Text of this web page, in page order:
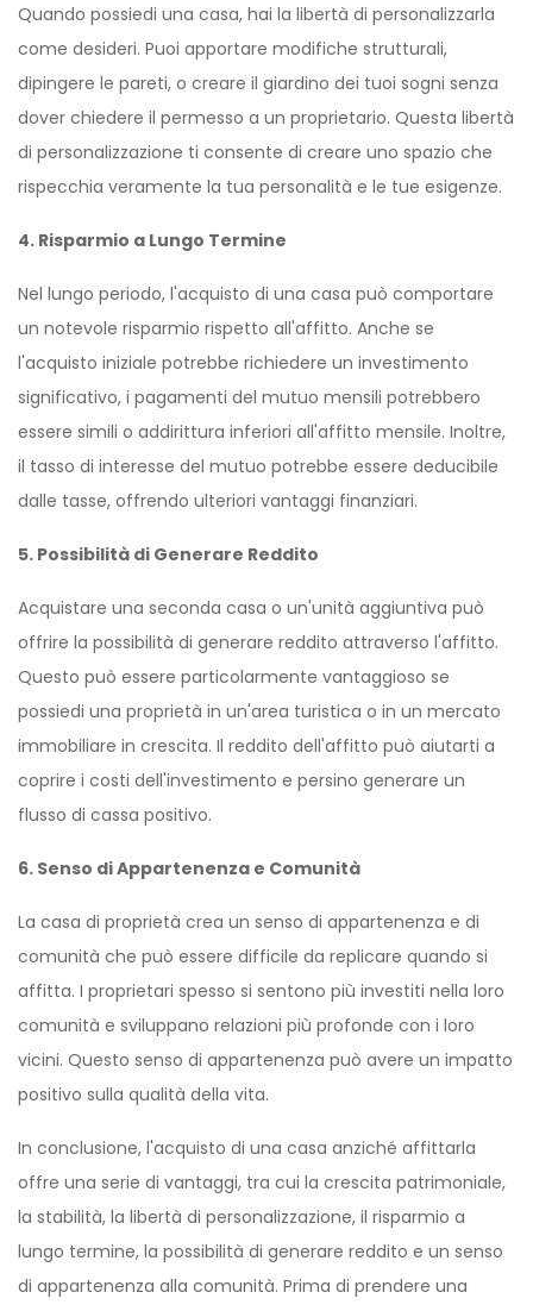
Quando possiedi una casa, hai la libertà di personalizzarla
come desideri. Puoi apportare modifiche strutturali,
dipingere le pareti, o creare il giardino dei tuoi sogni senza
dover chiedere il permesso a un proprietario. Questa libertà
di personalizzazione ti consente di creare uno spazio che
rispecchia veramente la tua personalità e le tue esigenze.
4. Risparmio a Lungo Termine
Nel lungo periodo, l'acquisto di una casa può comportare
un notevole risparmio rispetto all'affitto. Anche se
l'acquisto iniziale potrebbe richiedere un investimento
significativo, i pagamenti del mutuo mensili potrebbero
essere simili o addirittura inferiori all'affitto mensile. Inoltre,
il tasso di interesse del mutuo potrebbe essere deducibile
dalle tasse, offrendo ulteriori vantaggi finanziari.
5. Possibilità di Generare Reddito
Acquistare una seconda casa o un'unità aggiuntiva può
offrire la possibilità di generare reddito attraverso l'affitto.
Questo può essere particolarmente vantaggioso se
possiedi una proprietà in un'area turistica o in un mercato
immobiliare in crescita. Il reddito dell'affitto può aiutarti a
coprire i costi dell'investimento e persino generare un
flusso di cassa positivo.
6. Senso di Appartenenza e Comunità
La casa di proprietà crea un senso di appartenenza e di
comunità che può essere difficile da replicare quando si
affitta. I proprietari spesso si sentono più investiti nella loro
comunità e sviluppano relazioni più profonde con i loro
vicini. Questo senso di appartenenza può avere un impatto
positivo sulla qualità della vita.
In conclusione, l'acquisto di una casa anziché affittarla
offre una serie di vantaggi, tra cui la crescita patrimoniale,
la stabilità, la libertà di personalizzazione, il risparmio a
lungo termine, la possibilità di generare reddito e un senso
di appartenenza alla comunità. Prima di prendere una